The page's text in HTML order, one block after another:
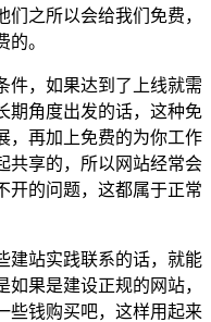
之所以会给我们免费，
。
件，如果达到了上线就需
期角度出发的话，这种免
，再加上免费的为你工作
共享的，所以网站经常会
开的问题，这都属于正常
建站实践联系的话，就能
果是建设正规的网站，
些钱购买吧，这样用起来